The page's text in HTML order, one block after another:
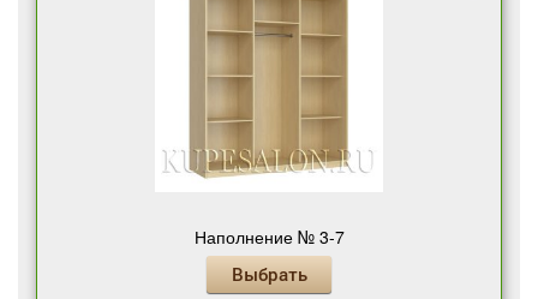
Наполнение № 3-7
Выбрать